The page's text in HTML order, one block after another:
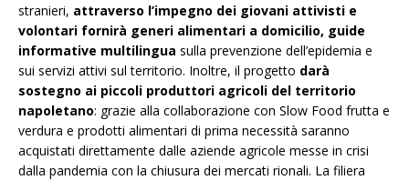
stranieri, attraverso l’impegno dei giovani attivisti e
volontari fornirà generi alimentari a domicilio, guide
informative multilingua sulla prevenzione dell’epidemia e
sui servizi attivi sul territorio. Inoltre, il progetto darà
sostegno ai piccoli produttori agricoli del territorio
napoletano: grazie alla collaborazione con Slow Food frutta e
verdura e prodotti alimentari di prima necessità saranno
acquistati direttamente dalle aziende agricole messe in crisi
dalla pandemia con la chiusura dei mercati rionali. La filiera